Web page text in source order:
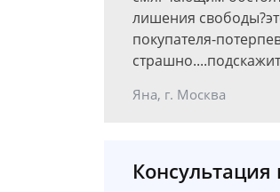
лишения
покупателя-
Яна, г. Москва